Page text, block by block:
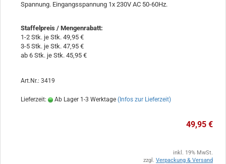
Spannung. Eingangsspannung 1x 230V AC 50-60Hz.
Staffelpreis / Mengenrabatt:
1-2 Stk. je Stk. 49,95 €
3-5 Stk. je Stk. 47,95 €
ab 6 Stk. je Stk. 45,95 €
Art.Nr.: 3419
Lieferzeit: Ab Lager 1-3 Werktage (Infos zur Lieferzeit)
49,95 €
inkl. 19% MwSt.
zzgl. Verpackung & Versand